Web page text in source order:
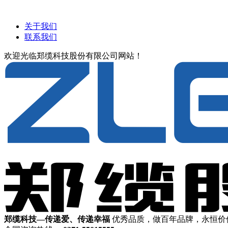
关于我们
联系我们
欢迎光临郑缆科技股份有限公司网站！
郑缆科技—传递爱、传递幸福 优秀品质，做百年品牌，永恒价